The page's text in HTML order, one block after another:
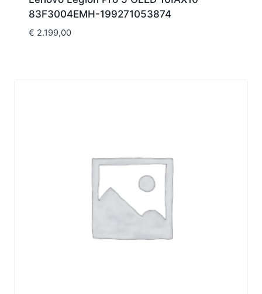
83F3004EMH-199271053874
€ 2.199,00